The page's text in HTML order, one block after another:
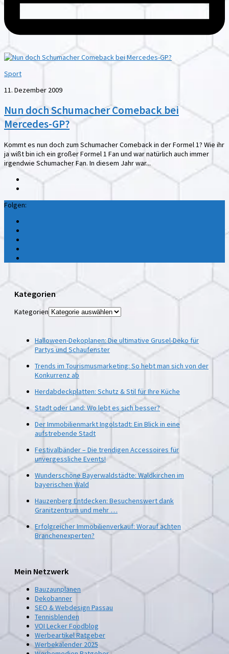
Sport
11. Dezember 2009
Nun doch Schumacher Comeback bei
Mercedes-GP?
Kommt es nun doch zum Schumacher Comeback in der Formel 1? Wie ihr
ja wißt bin ich ein großer Formel 1 Fan und war natürlich auch immer
irgendwie Schumacher Fan. In diesem Jahr war...
Folgen:
Kategorien
Kategorien
Halloween-Dekoplanen: Die ultimative Grusel-Deko für
Partys und Schaufenster
Trends im Tourismusmarketing: So hebt man sich von der
Konkurrenz ab
Herdabdeckplatten: Schutz & Stil für Ihre Küche
Stadt oder Land: Wo lebt es sich besser?
Der Immobilienmarkt Ingolstadt: Ein Blick in eine
aufstrebende Stadt
Festivalbänder – Die trendigen Accessoires für
unvergessliche Events!
Wunderschöne Bayerwaldstädte: Waldkirchen im
bayerischen Wald
Hauzenberg Entdecken: Besuchenswert dank
Granitzentrum und mehr …
Erfolgreicher Immobilienverkauf: Worauf achten
Branchenexperten?
Mein Netzwerk
Bauzaunplanen
Dekobanner
SEO & Webdesign Passau
Tennisblenden
VOI Lecker Foodblog
Werbeartikel Ratgeber
Werbekalender 2025